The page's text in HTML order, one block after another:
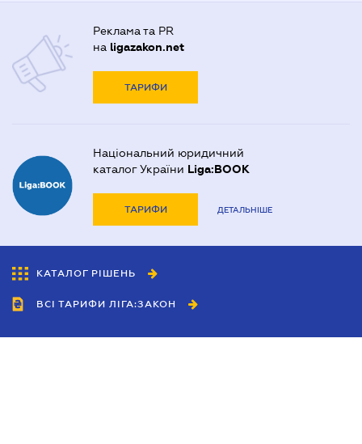
Реклама та PR
на ligazakon.net
ТАРИФИ
Національний юридичний
каталог України Liga:BOOK
ТАРИФИ ДЕТАЛЬНІШЕ
КАТАЛОГ РІШЕНЬ
ВСІ ТАРИФИ ЛІГА:ЗАКОН